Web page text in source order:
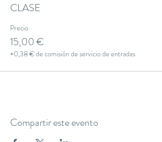
CLASE
Precio
15,00 €
+0,38 € de comisión de servicio de entradas
Compartir este evento